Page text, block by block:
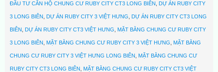
ĐẦU TƯ CĂN HỘ CHUNG CƯ RUBY CITY CT3 LONG BIÊN DỰ ÁN RUBY CITY
3 LONG BIÊN DỰ ÁN RUBY CITY 3 VIỆT HƯNG DỰ ÁN RUBY CITY CT3 LONG
BIÊN DỰ ÁN RUBY CITY CT3 VIỆT HƯNG MẶT BẰNG CHUNG CƯ RUBY CITY
3 LONG BIÊN MẶT BẰNG CHUNG CƯ RUBY CITY 3 VIỆT HƯNG MẶT BẰNG
CHUNG CƯ RUBY CITY 3 VIỆT HƯNG LONG BIÊN MẶT BẰNG CHUNG CƯ
RUBY CITY CT3 LONG BIÊN MẶT BẰNG CHUNG CƯ RUBY CITY CT3 VIỆT